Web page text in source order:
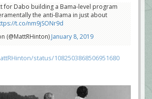
for Dabo building a Bama-level program
the anti-Bama in just about
t.co/nm9jSONr9d
(@MattRHinton)January 8, 2019
status/1082503868506951680